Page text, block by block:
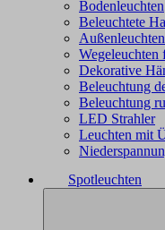
Bodenleuchten
Beleuchtete
Wegeleuchten
Dekorative
Beleuchtung
Beleuchtung
LED Strahler
Leuchten mit
Spotleuchten